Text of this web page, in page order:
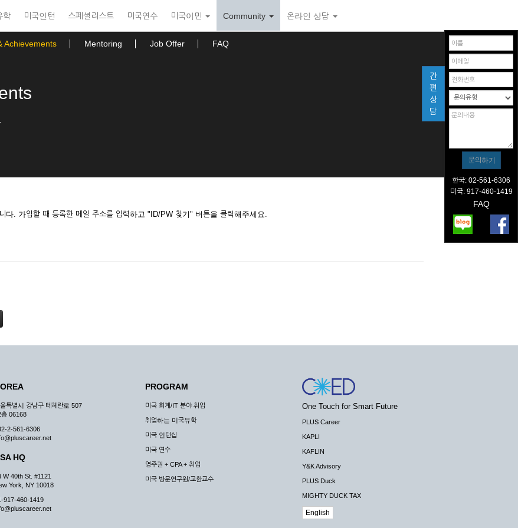
학 미국인턴 스페셜리스트 미국연수 미국이민 Community 온라인 상담
Achievements Mentoring Job Offer FAQ
다. 가입할 때 등록한 메일 주소를 입력하고 "ID/PW 찾기" 버튼을 클릭해주세요.
간
편
상
담
한국: 02-561-6306
미국: 917-460-1419
FAQ
특별시 강남구 테헤란로 507
층 06168
2-561-6306
HQ
W 40th St. #1121
York, NY 10018
917-460-1419
PROGRAM
미국 회계/IT 분야 취업
취업하는 미국유학
미국 인턴십
미국 연수
영주권 + CPA + 취업
미국 방문연구원/교환교수
One Touch for Smart Future
PLUS Career
KAPLI
KAFLIN
Y&K Advisory
PLUS Duck
MIGHTY DUCK TAX
English